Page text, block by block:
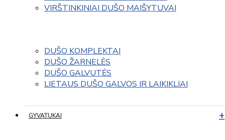
VIRŠTINKINIAI DUŠO MAIŠYTUVAI
DUŠO KOMPLEKTAI
DUŠO ŽARNELĖS
DUŠO GALVUTĖS
LIETAUS DUŠO GALVOS IR LAIKIKLIAI
GYVATUKAI